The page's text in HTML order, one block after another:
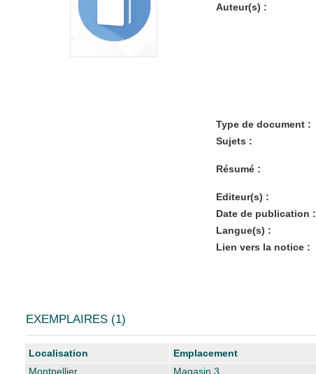
Auteur(s) :
Type de document :
Sujets :
Résumé :
Editeur(s) :
Date de publication :
Langue(s) :
Lien vers la notice :
EXEMPLAIRES (1)
Liste des exemplaires
Localisation Emplacement
Montpellier
Magasin 3